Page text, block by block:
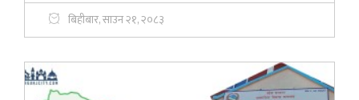
बिहीबार, साउन २१, २०८३